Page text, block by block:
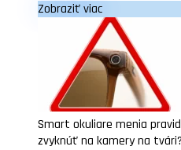
Zobraziť viac
Smart okuliare menia
zvyknúť na kamery na tvári?